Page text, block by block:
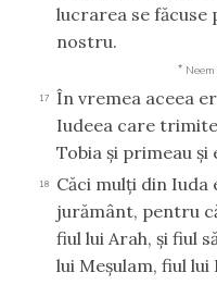
lucrarea se făcuse
nostru.
*
17
În vremea aceea
Iudeea care
Tobia şi primeau şi
18
Căci mulţi din Iuda
jurământ, pentru
fiul lui Arah, şi fiul
lui Meşulam, fiul lui